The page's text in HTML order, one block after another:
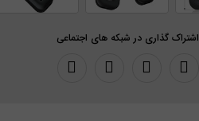
اشتراک گذاری در شبکه های اجتماعی